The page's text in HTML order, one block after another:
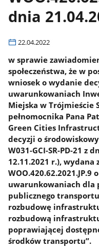
dnia
22.04.2022
w sprawie
społeczeństwa, że w
wniosek o wydanie
uwarunkowaniach
Miejska w Trójmieście
pełnomocnika Pana
Green Cities
decyzji o
W031-GCI-SR-PD-21 z
12.11.2021 r.), wydana
WOO.420.62.2021.JP.9
uwarunkowaniach dla
publicznego
rozbudowę
rozbudową
poprawiającej
środków transportu”.